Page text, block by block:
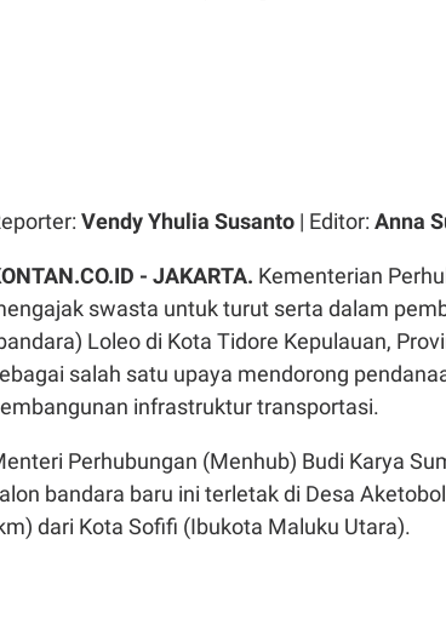
Vendy Yhulia Susanto | Editor: Anna
- JAKARTA. Kementerian
swasta untuk turut serta dalam
Loleo di Kota Tidore Kepulauan,
salah satu upaya mendorong
infrastruktur transportasi.
Perhubungan (Menhub) Budi Karya
bandara baru ini terletak di Desa
dari Kota Sofifi (Ibukota Maluku Utara).